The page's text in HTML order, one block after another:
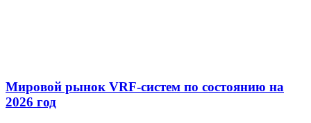
Мировой рынок VRF-систем по состоянию на
2026 год